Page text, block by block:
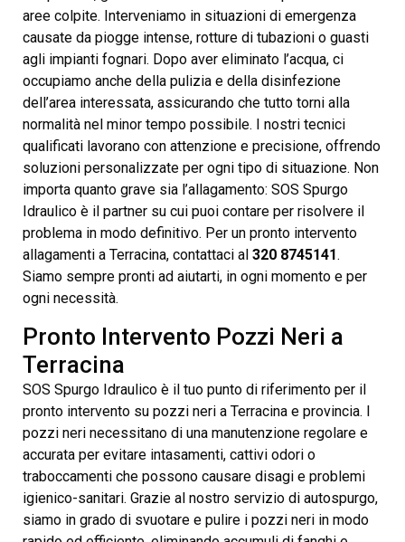
aree colpite. Interveniamo in situazioni di emergenza
causate da piogge intense, rotture di tubazioni o guasti
agli impianti fognari. Dopo aver eliminato l’acqua, ci
occupiamo anche della pulizia e della disinfezione
dell’area interessata, assicurando che tutto torni alla
normalità nel minor tempo possibile. I nostri tecnici
qualificati lavorano con attenzione e precisione, offrendo
soluzioni personalizzate per ogni tipo di situazione. Non
importa quanto grave sia l’allagamento: SOS Spurgo
Idraulico è il partner su cui puoi contare per risolvere il
problema in modo definitivo. Per un pronto intervento
allagamenti a Terracina, contattaci al 320 8745141.
Siamo sempre pronti ad aiutarti, in ogni momento e per
ogni necessità.
Pronto Intervento Pozzi Neri a
Terracina
SOS Spurgo Idraulico è il tuo punto di riferimento per il
pronto intervento su pozzi neri a Terracina e provincia. I
pozzi neri necessitano di una manutenzione regolare e
accurata per evitare intasamenti, cattivi odori o
traboccamenti che possono causare disagi e problemi
igienico-sanitari. Grazie al nostro servizio di autospurgo,
siamo in grado di svuotare e pulire i pozzi neri in modo